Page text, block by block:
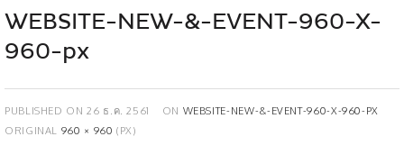
WEBSITE-NEW-&-EVENT-960-X-
960-px
PUBLISHED ON 26 ธ.ค. 2561 ON WEBSITE-NEW-&-EVENT-960-X-960-PX
ORIGINAL 960 × 960 (PX)